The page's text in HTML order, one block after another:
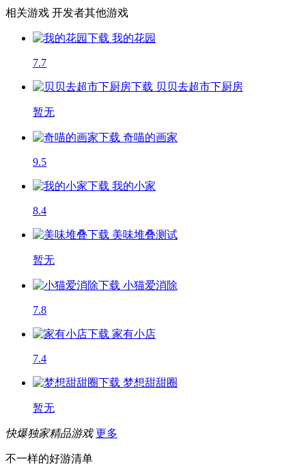
相关游戏 开发者其他游戏
我的花园
7.7
贝贝去超市下厨房
暂无
奇喵的画家
9.5
我的小家
8.4
美味堆叠测试
暂无
小猫爱消除
7.8
家有小店
7.4
梦想甜甜圈
暂无
快爆独家精品游戏 更多
不一样的好游清单